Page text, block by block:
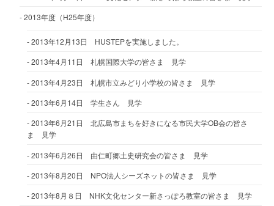
2013年度（H25年度）
2013年12月13日 HUSTEPを実施しました。
2013年4月11日 札幌国際大学の皆さま 見学
2013年4月23日 札幌市立みどり小学校の皆さま 見学
2013年6月14日 学生さん 見学
2013年6月21日 北広島市まちを好きになる市民大学OB会の皆さ
ま 見学
2013年6月26日 由仁町郷土史研究会の皆さま 見学
2013年8月20日 NPO法人シーズネットの皆さま 見学
2013年8月８日 NHK文化センター新さっぽろ教室の皆さま 見学